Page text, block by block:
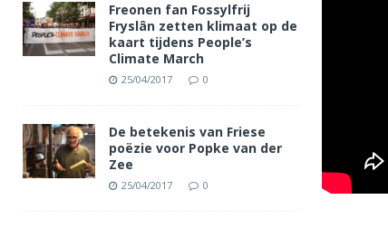
Freonen fan Fossylfrij
Fryslân zetten klimaat op de
kaart tijdens People’s
Climate March
25/04/2017 0
De betekenis van Friese
poëzie voor Popke van der
Zee
25/04/2017 0